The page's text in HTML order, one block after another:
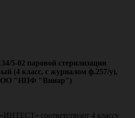
5-02 паровой стерилизации
(4 класс, с журналом ф.257/у),
(ООО "НПФ "Винар")
соответствуют 4 классу